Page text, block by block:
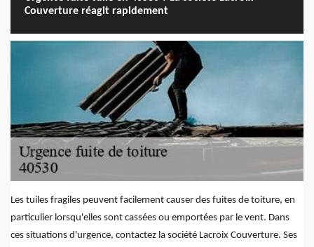
Couverture réagit rapidement
Les tuiles fragiles peuvent facilement causer des fuites de toiture, en
particulier lorsqu'elles sont cassées ou emportées par le vent. Dans
ces situations d'urgence, contactez la société Lacroix Couverture. Ses